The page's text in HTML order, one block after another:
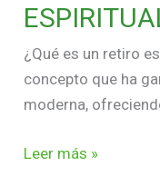
¿Qué es un retiro
concepto que ha
moderna,
Leer más »